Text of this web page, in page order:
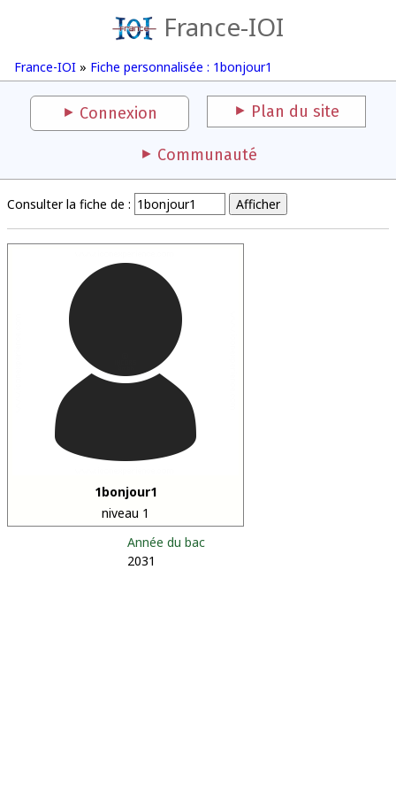
France-IOI
France-IOI » Fiche personnalisée : 1bonjour1
Connexion Plan du site
Communauté
Consulter la fiche de :
1bonjour1
niveau 1
Année du bac
2031